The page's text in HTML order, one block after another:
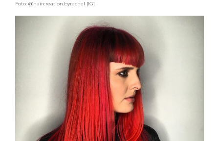
Foto: @haircreation.byrachel [IG]